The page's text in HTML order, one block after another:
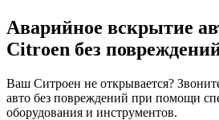
Аварийное вскрытие
Citroen без
Ваш Ситроен не открывается?
авто без повреждений при помощи
оборудования и инструментов.